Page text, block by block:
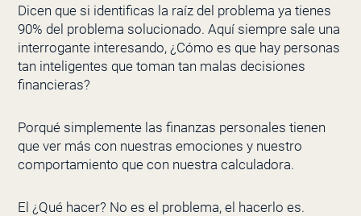
Dicen que si identificas la raíz del problema ya tienes
90% del problema solucionado. Aquí siempre sale una
interrogante interesando, ¿Cómo es que hay personas
tan inteligentes que toman tan malas decisiones
financieras?
Porqué simplemente las finanzas personales tienen
que ver más con nuestras emociones y nuestro
comportamiento que con nuestra calculadora.
El ¿Qué hacer? No es el problema, el hacerlo es.